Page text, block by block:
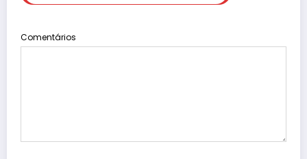
Comentários